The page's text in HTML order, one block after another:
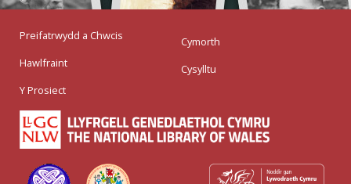
Preifatrwydd a Chwcis
Hawlfraint
Y Prosiect
Cymorth
Cysylltu